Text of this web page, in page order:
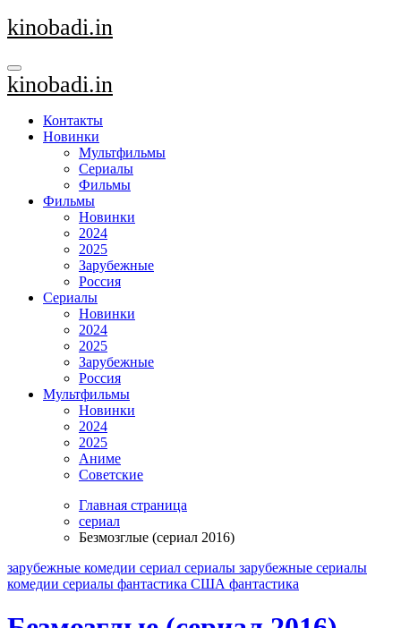
Перейти
к
kinobadi.in
kinobadi.in
Контакты
Новинки
Мультфильмы
Сериалы
Фильмы
Фильмы
Новинки
2024
2025
Зарубежные
Россия
Сериалы
Новинки
2024
2025
Зарубежные
Россия
Мультфильмы
Новинки
2024
2025
Аниме
Советские
Главная страница
сериал
Безмозглые (сериал 2016)
зарубежные комедии сериал сериалы зарубежные сериалы
комедии сериалы фантастика США фантастика